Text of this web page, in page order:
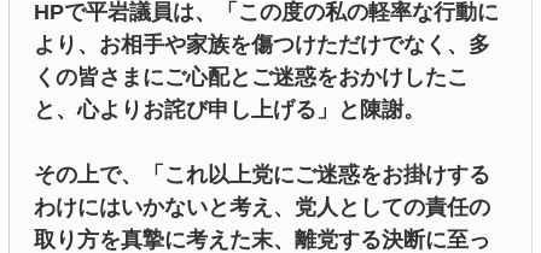
HPで平岩議員は、「この度の私の軽率な行動に
より、お相手や家族を傷つけただけでなく、多
くの皆さまにご心配とご迷惑をおかけしたこ
と、心よりお詫び申し上げる」と陳謝。
その上で、「これ以上党にご迷惑をお掛けする
わけにはいかないと考え、党人としての責任の
取り方を真摯に考えた末、離党する決断に至っ